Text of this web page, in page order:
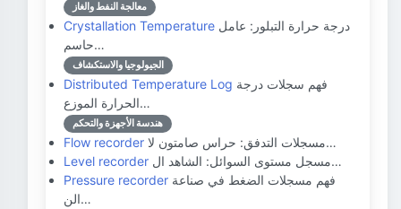
معالجة النفط والغاز
Crystallation Temperature
حاسم…
الجيولوجيا والاستكشاف
Distributed Temperature Log
الحرارة الموزع…
هندسة الأجهزة والتحكم
Flow recorder
مسجلات التدفق: حراس صامتون لا…
Level recorder
مسجل مستوى السوائل: الشاهد ال…
Pressure recorder
الن…